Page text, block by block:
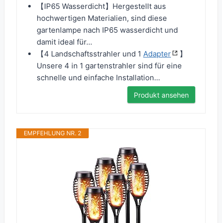
【IP65 Wasserdicht】Hergestellt aus
hochwertigen Materialien, sind diese
gartenlampe nach IP65 wasserdicht und
damit ideal für...
【4 Landschaftsstrahler und 1 Adapter
】
Unsere 4 in 1 gartenstrahler sind für eine
schnelle und einfache Installation...
Produkt ansehen
EMPFEHLUNG NR. 2